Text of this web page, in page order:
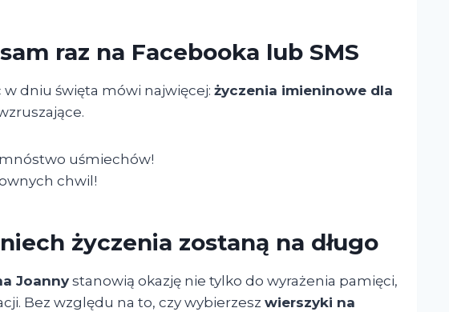
raz na Facebooka lub SMS
dniu święta mówi najwięcej: życzenia imieninowe dla
uśmiechów!
chwil!
życzenia zostaną na długo
Joanny stanowią okazję nie tylko do wyrażenia pamięci,
Bez względu na to, czy wybierzesz wierszyki na